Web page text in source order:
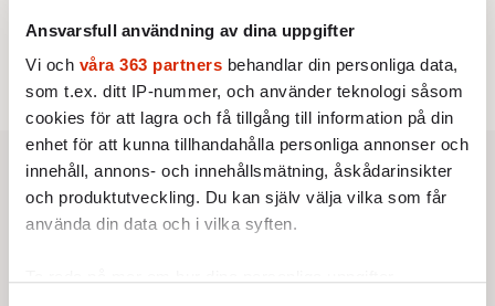
Ansvarsfull användning av dina uppgifter
Vi och våra 363 partners behandlar din personliga data,
som t.ex. ditt IP-nummer, och använder teknologi såsom
cookies för att lagra och få tillgång till information på din
enhet för att kunna tillhandahålla personliga annonser och
innehåll, annons- och innehållsmätning, åskådarinsikter
och produktutveckling. Du kan själv välja vilka som får
använda din data och i vilka syften.